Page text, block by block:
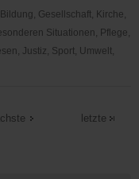
Gesellschaft, Kirche,
Situationen, Pflege,
Justiz, Sport, Umwelt,
letzte